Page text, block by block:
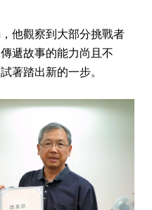
他觀察到大部分挑戰者
遞故事的能力尚且不
著踏出新的一步。